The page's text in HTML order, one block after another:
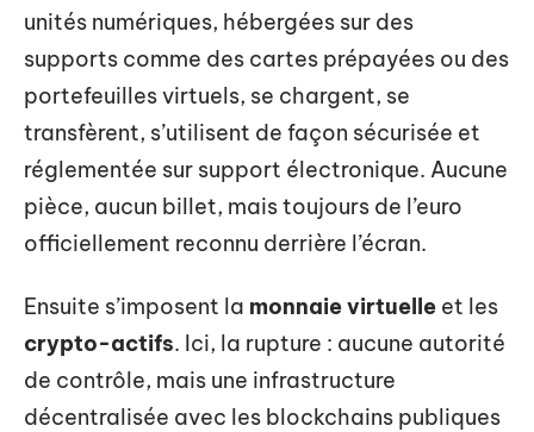
unités numériques, hébergées sur des
supports comme des cartes prépayées ou des
portefeuilles virtuels, se chargent, se
transfèrent, s’utilisent de façon sécurisée et
réglementée sur support électronique. Aucune
pièce, aucun billet, mais toujours de l’euro
officiellement reconnu derrière l’écran.
Ensuite s’imposent la monnaie virtuelle et les
crypto-actifs. Ici, la rupture : aucune autorité
de contrôle, mais une infrastructure
décentralisée avec les blockchains publiques